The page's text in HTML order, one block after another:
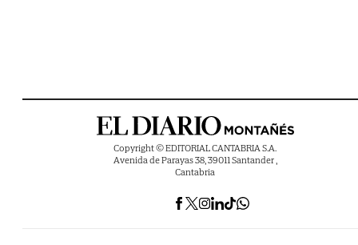
Copyright © EDITORIAL CANTABRIA S.A.
Avenida de Parayas 38, 39011 Santander ,
Cantabria